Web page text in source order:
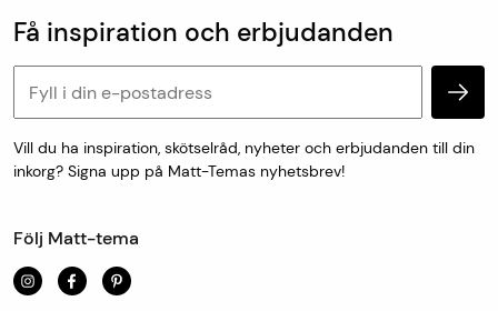
Köp & leveransvillkor
Retur & reklamation
Personuppgifter och cookies
Få inspiration och erbjudanden
Vill du ha inspiration, skötselråd, nyheter och erbjudanden till din
inkorg? Signa upp på Matt-Temas nyhetsbrev!
Följ Matt-tema